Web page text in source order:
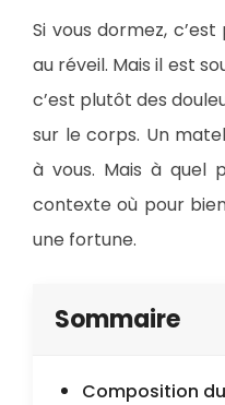
Si vous dormez,
au réveil. Mais il est
c’est plutôt des
sur le corps. Un
à vous. Mais à quel
contexte où pour
une fortune.
Sommaire
Composition